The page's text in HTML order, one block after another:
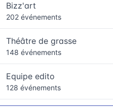
Bizz'art
202 événements
Théâtre de grasse
148 événements
Equipe edito
128 événements